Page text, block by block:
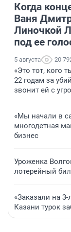
Когда
Ваня
Линочкой
под ее
5 августа 20
«Это тот, кого
22 годам за
звонит ей с
«Мы начали в
многодетная
бизнес
Уроженка
лотерейный
«Заказали на
Казани турок